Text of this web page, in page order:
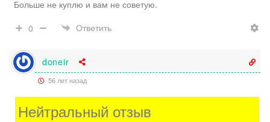
Больше не куплю и вам не советую.
0
Ответить
doneir
56 лет назад
Нейтральный отзыв